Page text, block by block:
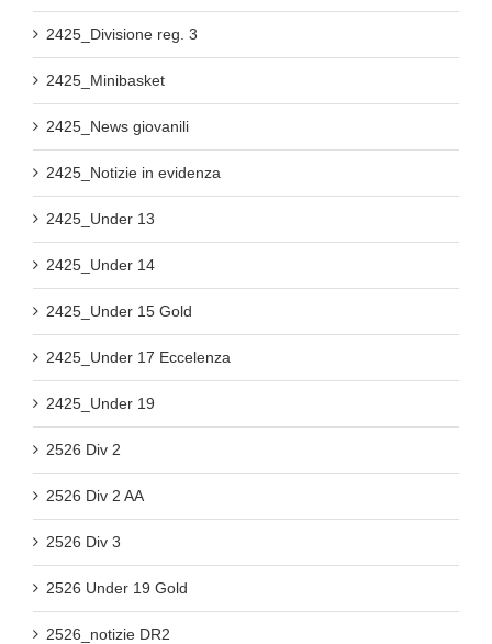
2425_Divisione reg. 3
2425_Minibasket
2425_News giovanili
2425_Notizie in evidenza
2425_Under 13
2425_Under 14
2425_Under 15 Gold
2425_Under 17 Eccelenza
2425_Under 19
2526 Div 2
2526 Div 2 AA
2526 Div 3
2526 Under 19 Gold
2526_notizie DR2